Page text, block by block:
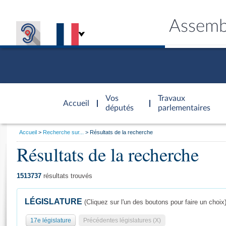
Accueil
d'accueil
Vos
députés
Travaux
parlementaires
Général
Vous
Accueil Recherche sur... Résultats de la recherche
Résultats de la recherche
1513737 résultats trouvés
LÉGISLATURE (Cliquez sur l'un des boutons pour faire un choix)
17e législature Précédentes législatures (X)